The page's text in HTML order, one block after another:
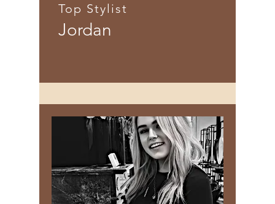
Top Stylist
Jordan